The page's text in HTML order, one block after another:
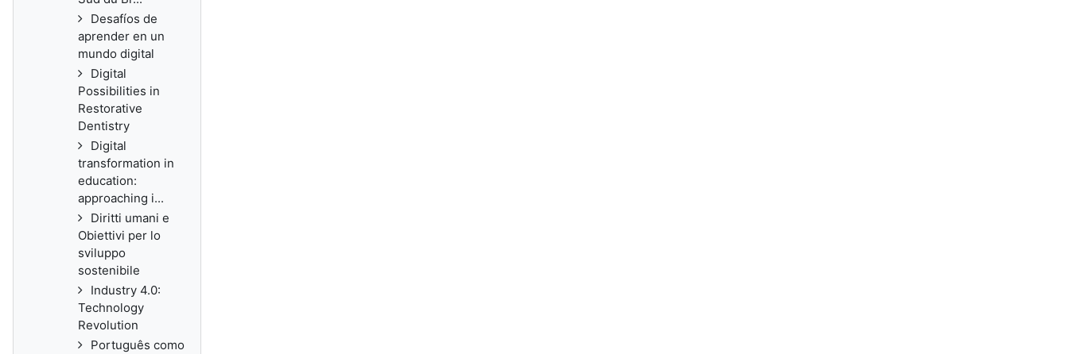
Desafíos de
aprender en un
mundo digital
Digital
Possibilities in
Restorative
Dentistry
Digital
transformation in
education:
approaching i...
Diritti umani e
Obiettivi per lo
sviluppo
sostenibile
Industry 4.0:
Technology
Revolution
Português como